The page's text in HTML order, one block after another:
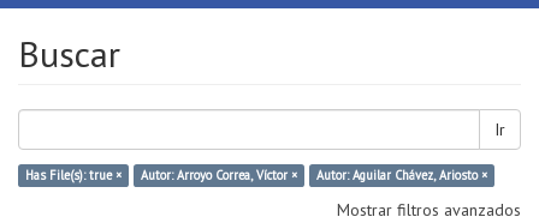
Buscar
Ir
Has File(s): true × Autor: Arroyo Correa, Víctor × Autor: Aguilar Chávez, Ariosto ×
Mostrar filtros avanzados